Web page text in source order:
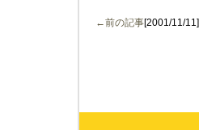
←前の記事[2001/11/11]